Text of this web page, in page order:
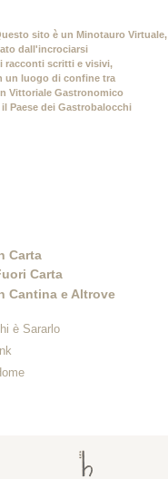
sito è un Minotauro Virtuale,
dall'incrociarsi
racconti scritti e visivi,
un luogo di confine tra
Vittoriale Gastronomico
il Paese dei Gastrobalocchi
Carta
Carta
Cantina e Altrove
è Sararlo